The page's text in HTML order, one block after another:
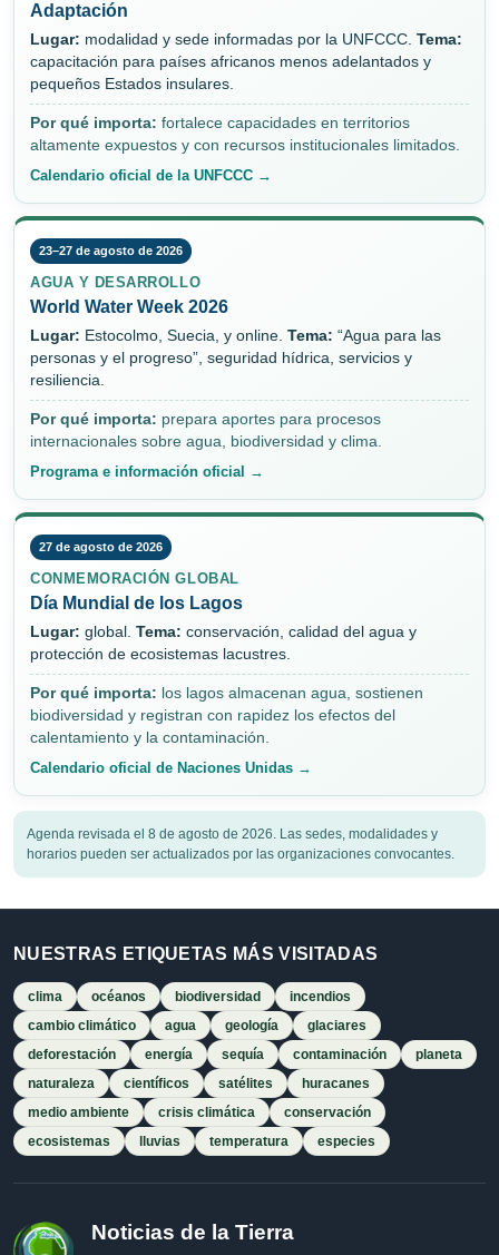
Adaptación
Lugar: modalidad y sede informadas por la UNFCCC. Tema:
capacitación para países africanos menos adelantados y
pequeños Estados insulares.
Por qué importa: fortalece capacidades en territorios
altamente expuestos y con recursos institucionales limitados.
Calendario oficial de la UNFCCC →
23–27 de agosto de 2026
AGUA Y DESARROLLO
World Water Week 2026
Lugar: Estocolmo, Suecia, y online. Tema: “Agua para las
personas y el progreso”, seguridad hídrica, servicios y
resiliencia.
Por qué importa: prepara aportes para procesos
internacionales sobre agua, biodiversidad y clima.
Programa e información oficial →
27 de agosto de 2026
CONMEMORACIÓN GLOBAL
Día Mundial de los Lagos
Lugar: global. Tema: conservación, calidad del agua y
protección de ecosistemas lacustres.
Por qué importa: los lagos almacenan agua, sostienen
biodiversidad y registran con rapidez los efectos del
calentamiento y la contaminación.
Calendario oficial de Naciones Unidas →
Agenda revisada el 8 de agosto de 2026. Las sedes, modalidades y
horarios pueden ser actualizados por las organizaciones convocantes.
NUESTRAS ETIQUETAS MÁS VISITADAS
clima océanos biodiversidad
incendios
cambio climático
agua geología
glaciares
deforestación
energía sequía contaminación
planeta
naturaleza
científicos satélites
huracanes
medio ambiente
crisis climática
conservación
ecosistemas
lluvias temperatura especies
Noticias de la Tierra